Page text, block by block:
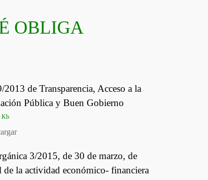
OBLIGA
2013 de Transparencia, Acceso a la
Pública y Buen Gobierno
Kb
3/2015, de 30 de marzo, de
de la actividad económico- financiera